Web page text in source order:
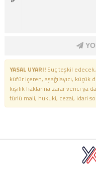
YASAL UYARI!Suç teşkil edecek,
küfür içeren, aşağılayıcı, küçük
kişilik haklarına zarar verici ya
türlü mali, hukuki, cezai, idari